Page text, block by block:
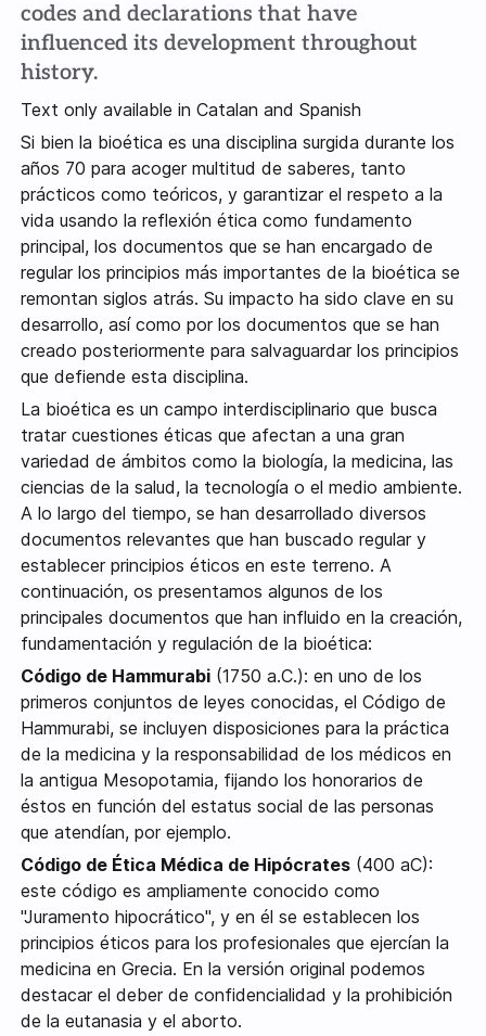
codes and declarations that have
influenced its development throughout
history.
Text only available in Catalan and Spanish
Si bien la bioética es una disciplina surgida durante los
años 70 para acoger multitud de saberes, tanto
prácticos como teóricos, y garantizar el respeto a la
vida usando la reflexión ética como fundamento
principal, los documentos que se han encargado de
regular los principios más importantes de la bioética se
remontan siglos atrás. Su impacto ha sido clave en su
desarrollo, así como por los documentos que se han
creado posteriormente para salvaguardar los principios
que defiende esta disciplina.
La bioética es un campo interdisciplinario que busca
tratar cuestiones éticas que afectan a una gran
variedad de ámbitos como la biología, la medicina, las
ciencias de la salud, la tecnología o el medio ambiente.
A lo largo del tiempo, se han desarrollado diversos
documentos relevantes que han buscado regular y
establecer principios éticos en este terreno. A
continuación, os presentamos algunos de los
principales documentos que han influido en la creación,
fundamentación y regulación de la bioética:
Código de Hammurabi (1750 a.C.): en uno de los
primeros conjuntos de leyes conocidas, el Código de
Hammurabi, se incluyen disposiciones para la práctica
de la medicina y la responsabilidad de los médicos en
la antigua Mesopotamia, fijando los honorarios de
éstos en función del estatus social de las personas
que atendían, por ejemplo.
Código de Ética Médica de Hipócrates (400 aC):
este código es ampliamente conocido como
"Juramento hipocrático", y en él se establecen los
principios éticos para los profesionales que ejercían la
medicina en Grecia. En la versión original podemos
destacar el deber de confidencialidad y la prohibición
de la eutanasia y el aborto.